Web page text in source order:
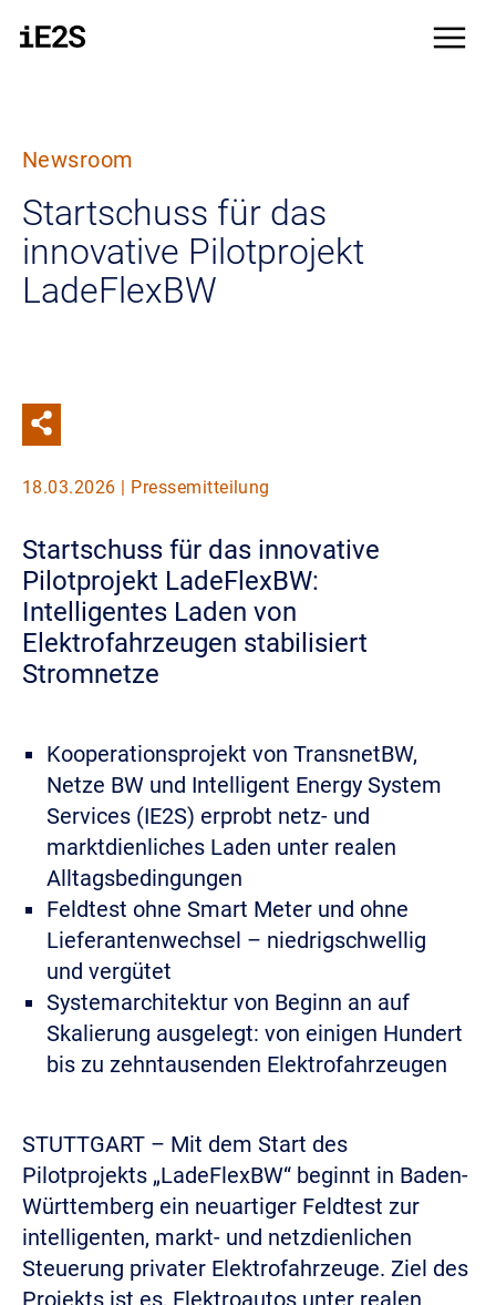
menu
Newsroom
Startschuss für das
innovative Pilotprojekt
LadeFlexBW
18.03.2026 | Pressemitteilung
Startschuss für das innovative
Pilotprojekt LadeFlexBW:
Intelligentes Laden von
Elektrofahrzeugen stabilisiert
Stromnetze
Kooperationsprojekt von TransnetBW,
Netze BW und Intelligent Energy System
Services (IE2S) erprobt netz- und
marktdienliches Laden unter realen
Alltagsbedingungen
Feldtest ohne Smart Meter und ohne
Lieferantenwechsel – niedrigschwellig
und vergütet
Systemarchitektur von Beginn an auf
Skalierung ausgelegt: von einigen Hundert
bis zu zehntausenden Elektrofahrzeugen
STUTTGART – Mit dem Start des
Pilotprojekts „LadeFlexBW“ beginnt in Baden-
Württemberg ein neuartiger Feldtest zur
intelligenten, markt- und netzdienlichen
Steuerung privater Elektrofahrzeuge. Ziel des
Projekts ist es, Elektroautos unter realen